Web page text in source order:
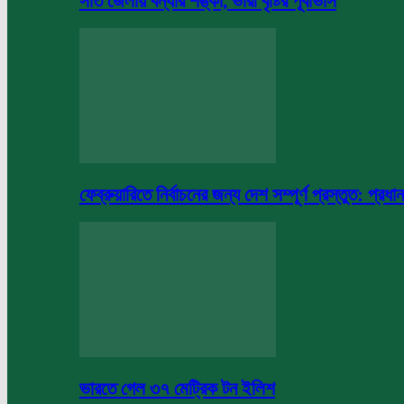
ফেব্রুয়ারিতে নির্বাচনের জন্য দেশ সম্পূর্ণ প্রস্তুত: প্রধান
ভারতে গেল ৩৭ মেট্রিক টন ইলিশ